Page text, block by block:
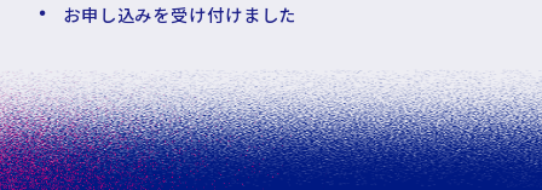
お申し込みを受け付けました